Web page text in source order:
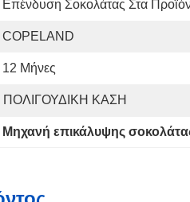
Επένδυση Σοκολάτας Στα
COPELAND
12 Μήνες
ΠΟΛΙΓΟΥΔΙΚΗ ΚΑΣΗ
Μηχανή επικάλυψης